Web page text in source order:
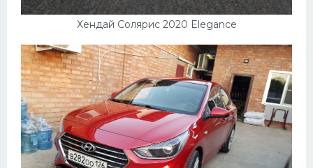
Хендай Солярис 2020 Elegance
Ява
Эмблемы
Спецтехника